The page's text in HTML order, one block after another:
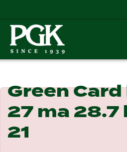
Green
27 ma 28.7
21